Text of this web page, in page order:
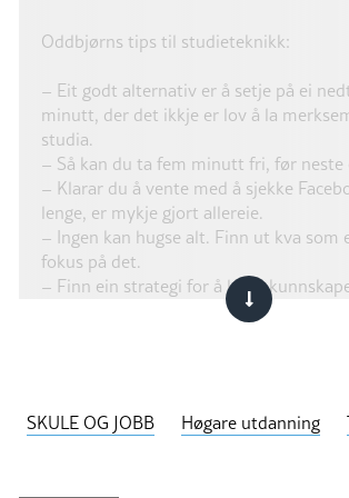
Oddbjørns tips til studieteknikk:
– Eit godt alternativ er å setje på ei
minutt, der det ikkje er lov å la
studia.
– Så kan du ta fem minutt fri, før neste
– Klarar du å vente med å sjekke
lenge, er mykje gjort allereie.
– Ingen kan hugse alt. Finn ut kva som
fokus på det.
– Finn ein strategi for å lagre
– Skap deg ein arbeidsplass, som ein
SKULE OG JOBB Høgare utdanning